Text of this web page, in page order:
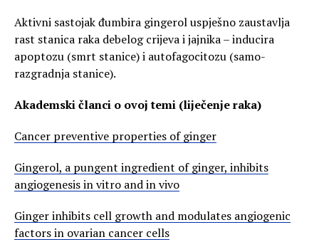
Aktivni sastojak đumbira gingerol uspješno zaustavlja
rast stanica raka debelog crijeva i jajnika – inducira
apoptozu (smrt stanice) i autofagocitozu (samo-
razgradnja stanice).
Akademski članci o ovoj temi (liječenje raka)
Cancer preventive properties of ginger
Gingerol, a pungent ingredient of ginger, inhibits
angiogenesis in vitro and in vivo
Ginger inhibits cell growth and modulates angiogenic
factors in ovarian cancer cells